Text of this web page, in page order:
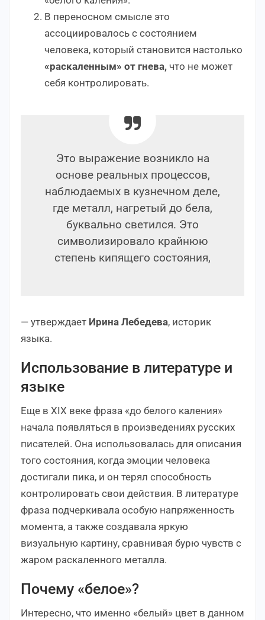
В переносном смысле это
ассоциировалось с состоянием
человека, который становится настолько
«раскаленным» от гнева, что не может
себя контролировать.
Это выражение возникло на
основе реальных процессов,
наблюдаемых в кузнечном деле,
где металл, нагретый до бела,
буквально светился. Это
символизировало крайнюю
степень кипящего состояния,
— утверждает Ирина Лебедева, историк
языка.
Использование в литературе и
языке
Еще в XIX веке фраза «до белого каления»
начала появляться в произведениях русских
писателей. Она использовалась для описания
того состояния, когда эмоции человека
достигали пика, и он терял способность
контролировать свои действия. В литературе
фраза подчеркивала особую напряженность
момента, а также создавала яркую
визуальную картину, сравнивая бурю чувств с
жаром раскаленного металла.
Почему «белое»?
Интересно, что именно «белый» цвет в данном